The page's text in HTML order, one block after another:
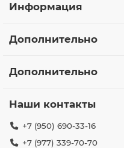
Информация
Дополнительно
Дополнительно
Наши контакты
+7 (950) 690-33-16
+7 (977) 339-70-70